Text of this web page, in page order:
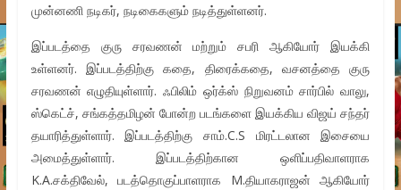
முன்னணி நடிகர், நடிகைகளும் நடித்துள்ளனர்.
இப்படத்தை குரு சரவணன் மற்றும் சபரி ஆகியோர் இயக்கி
உள்ளனர். இப்படத்திற்கு கதை, திரைக்கதை, வசனத்தை குரு
சரவணன் எழுதியுள்ளார். ஃபிலிம் ஒர்க்ஸ் நிறுவனம் சார்பில் வாலு,
ஸ்கெட்ச், சங்கத்தமிழன் போன்ற படங்களை இயக்கிய விஜய் சந்தர்
தயாரித்துள்ளார். இப்படத்திற்கு சாம்.C.S மிரட்டலான இசையை
அமைத்துள்ளார். இப்படத்திற்கான ஒளிப்பதிவாளராக
K.A.சக்திவேல், படத்தொகுப்பாளராக M.தியாகராஜன் ஆகியோர்